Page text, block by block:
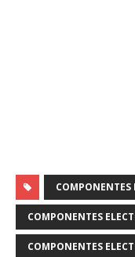
COMPONENTES
COMPONENTES
COMPONENTES